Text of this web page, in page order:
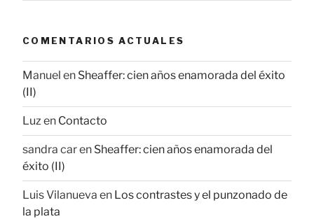
COMENTARIOS ACTUALES
Manuel en Sheaffer: cien años enamorada del éxito
(II)
Luz en Contacto
sandra caren Sheaffer: cien años enamorada del
éxito (II)
Luis Vilanueva en Los contrastes y el punzonado de
la plata